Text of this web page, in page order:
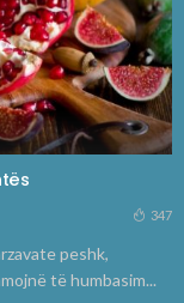
347
peshk,
të humbasim...